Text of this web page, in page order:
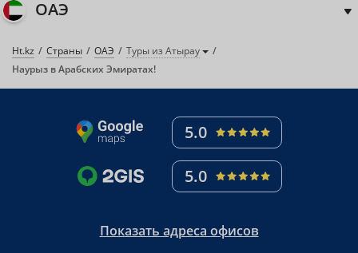
ОАЭ
Ht.kz Страны ОАЭ
Туры из Атырау
Наурыз в Арабских Эмиратах!
5.0
5.0
Показать адреса офисов